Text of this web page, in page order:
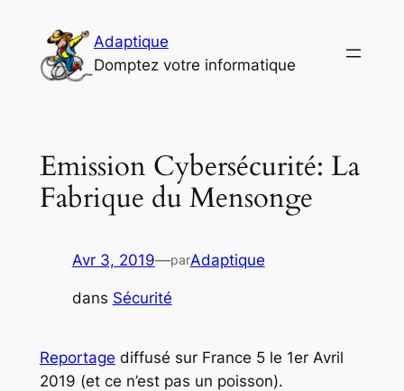
contenu
Adaptique
Domptez votre informatique
Emission Cybersécurité: La
Fabrique du Mensonge
Avr 3, 2019—parAdaptique
dans Sécurité
Reportage diffusé sur France 5 le 1er Avril
2019 (et ce n’est pas un poisson).